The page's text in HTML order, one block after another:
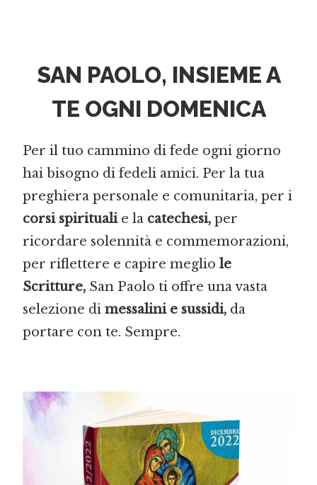
SAN PAOLO, INSIEME A
TE OGNI DOMENICA
Per il tuo cammino di fede ogni giorno
hai bisogno di fedeli amici. Per la tua
preghiera personale e comunitaria, per i
corsi spiritualie la catechesi, per
ricordare solennità e commemorazioni,
per riflettere e capire megliole
Scritture, San Paolo ti offre una vasta
selezione dimessalini e sussidi, da
portare con te. Sempre.